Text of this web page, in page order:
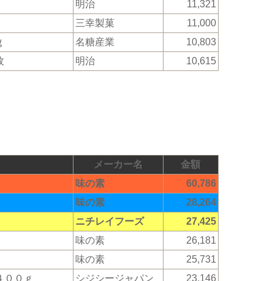
明治
11,321
三幸製菓
11,000
名糖産業
10,803
明治 10,615
メーカー名
金額
味の素
60,786
味の素
28,264
ニチレイフーズ
27,425
味の素
26,181
味の素
25,731
ｇ シジシージャパン 23,146